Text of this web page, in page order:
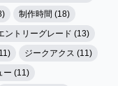
制作時間 (18)
ントリーグレード (13)
ジークアクス (11)
ー (11)